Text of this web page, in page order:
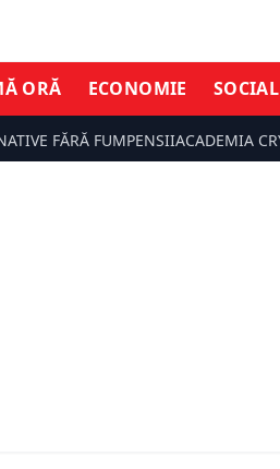
ORĂ ECONOMIE SOCIAL
FĂRĂ FUMPENSIIACADEMIA